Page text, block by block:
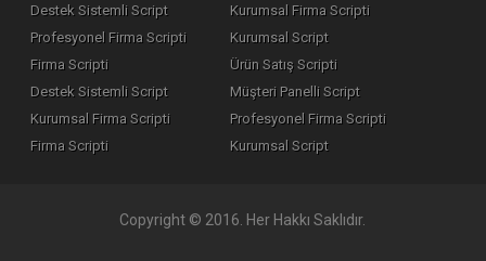
Destek Sistemli Script
Kurumsal Firma Scripti
Profesyonel Firma Scripti
Kurumsal Script
Firma Scripti
Ürün Satış Scripti
Destek Sistemli Script
Müşteri Panelli Script
Kurumsal Firma Scripti
Profesyonel Firma Scripti
Firma Scripti
Kurumsal Script
Copyright © 2016. Her Hakkı Saklıdır.